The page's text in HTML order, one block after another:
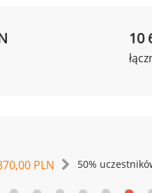
10
PLN 50%